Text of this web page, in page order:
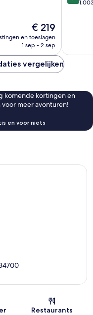
De
prijs
is
€ 219
en toeslagen
1 sep - 2 sep
van
vergelijken
komende kortingen en
meer avonturen!
en voor niets
Restaurants